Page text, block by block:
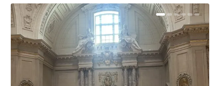
Málaga, verso en azul, de Rafael
Porras y Salvador...
«La cocina hebrea. Alimentación
del pueblo judío e...